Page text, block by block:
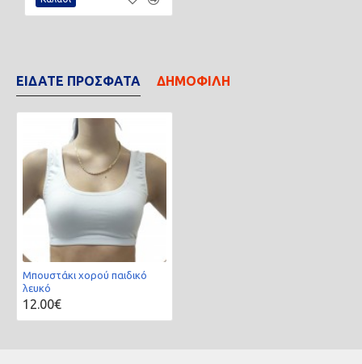
ΕΙΔΑΤΕ ΠΡΟΣΦΑΤΑ ΔΗΜΟΦΙΛΗ
Μπουστάκι χορού παιδικό
λευκό
12.00€